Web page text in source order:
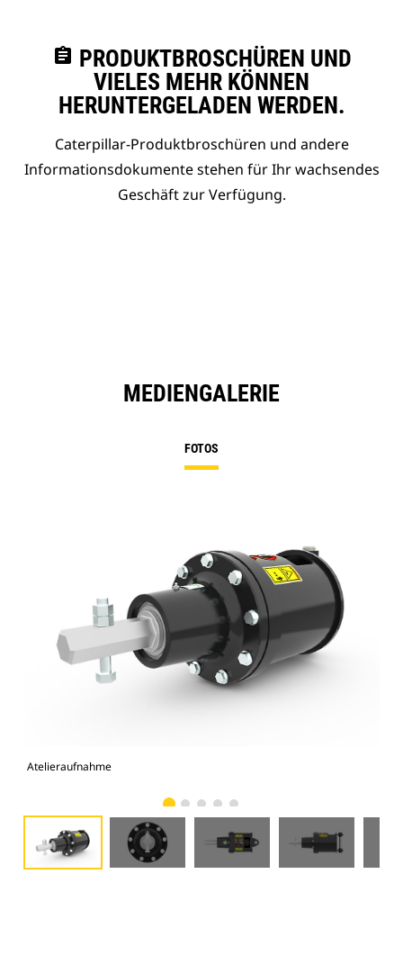
assignment PRODUKTBROSCHÜREN UND
VIELES MEHR KÖNNEN
HERUNTERGELADEN WERDEN.
Caterpillar-Produktbroschüren und andere
Informationsdokumente stehen für Ihr wachsendes
Geschäft zur Verfügung.
MEDIENGALERIE
FOTOS
Atelieraufnahme